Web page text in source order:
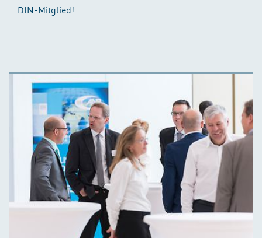
DIN-Mitglied!